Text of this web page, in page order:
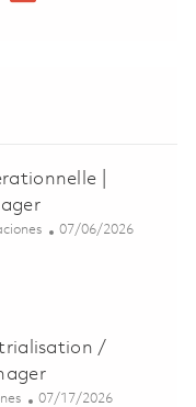
|
Posted Date
07/06/2026
Operationnelle |
/
Posted Date
07/17/2026